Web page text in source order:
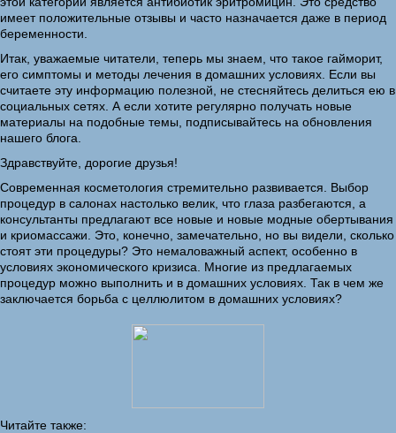
имеет положительные отзывы и часто назначается даже в период
беременности.
Итак, уважаемые читатели, теперь мы знаем, что такое гайморит,
его симптомы и методы лечения в домашних условиях. Если вы
считаете эту информацию полезной, не стесняйтесь делиться ею в
социальных сетях. А если хотите регулярно получать новые
материалы на подобные темы, подписывайтесь на обновления
нашего блога.
Здравствуйте, дорогие друзья!
Современная косметология стремительно развивается. Выбор
процедур в салонах настолько велик, что глаза разбегаются, а
консультанты предлагают все новые и новые модные обертывания
и криомассажи. Это, конечно, замечательно, но вы видели, сколько
стоят эти процедуры? Это немаловажный аспект, особенно в
условиях экономического кризиса. Многие из предлагаемых
процедур можно выполнить и в домашних условиях. Так в чем же
заключается борьба с целлюлитом в домашних условиях?
Читайте также: